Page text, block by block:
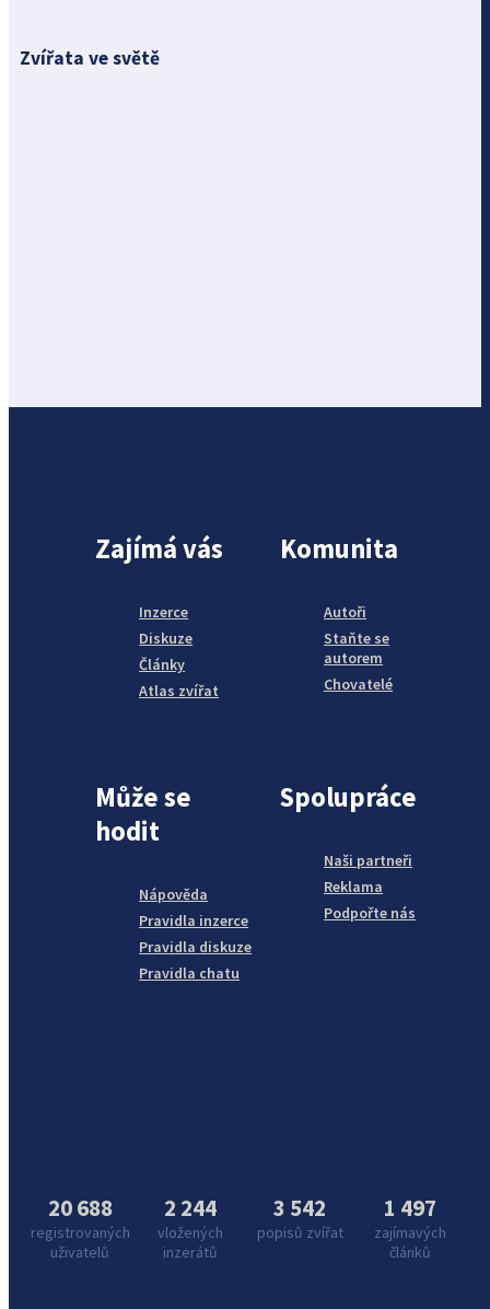
Zvířata ve světě
Zajímá vás
Inzerce
Diskuze
Články
Atlas zvířat
Komunita
Autoři
Staňte se
autorem
Chovatelé
Může se
hodit
Nápověda
Pravidla inzerce
Pravidla diskuze
Pravidla chatu
Spolupráce
Naši partneři
Reklama
Podpořte nás
20 688
registrovaných
uživatelů
2 244
vložených
inzerátů
3 542
popisů zvířat
1 497
zajímavých
článků